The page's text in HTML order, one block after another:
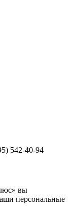
542-40-94
вы
персональные